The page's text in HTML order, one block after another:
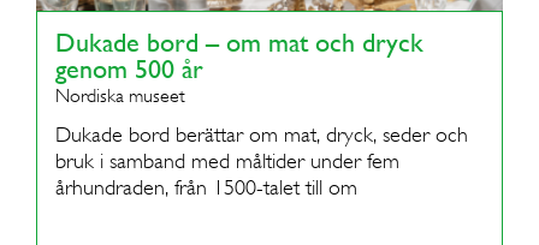
Dukade bord – om mat och dryck
genom 500 år
Nordiska museet
Dukade bord berättar om mat, dryck, seder och
bruk i samband med måltider under fem
århundraden, från 1500-talet till om